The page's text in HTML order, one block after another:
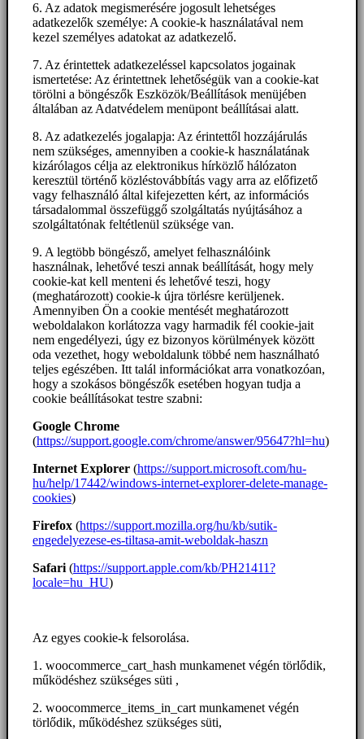
6. Az adatok megismerésére jogosult lehetséges
adatkezelők személye: A cookie-k használatával nem
kezel személyes adatokat az adatkezelő.
7. Az érintettek adatkezeléssel kapcsolatos jogainak
ismertetése: Az érintettnek lehetőségük van a cookie-kat
törölni a böngészők Eszközök/Beállítások menüjében
általában az Adatvédelem menüpont beállításai alatt.
8. Az adatkezelés jogalapja: Az érintettől hozzájárulás
nem szükséges, amennyiben a cookie-k használatának
kizárólagos célja az elektronikus hírközlő hálózaton
keresztül történő közléstovábbítás vagy arra az előfizető
vagy felhasználó által kifejezetten kért, az információs
társadalommal összefüggő szolgáltatás nyújtásához a
szolgáltatónak feltétlenül szüksége van.
9. A legtöbb böngésző, amelyet felhasználóink
használnak, lehetővé teszi annak beállítását, hogy mely
cookie-kat kell menteni és lehetővé teszi, hogy
(meghatározott) cookie-k újra törlésre kerüljenek.
Amennyiben Ön a cookie mentését meghatározott
weboldalakon korlátozza vagy harmadik fél cookie-jait
nem engedélyezi, úgy ez bizonyos körülmények között
oda vezethet, hogy weboldalunk többé nem használható
teljes egészében. Itt talál információkat arra vonatkozóan,
hogy a szokásos böngészők esetében hogyan tudja a
cookie beállításokat testre szabni:
Google Chrome
(https://support.google.com/chrome/answer/95647?hl=hu)
Internet Explorer (https://support.microsoft.com/hu-
hu/help/17442/windows-internet-explorer-delete-manage-
cookies)
Firefox (https://support.mozilla.org/hu/kb/sutik-
engedelyezese-es-tiltasa-amit-weboldak-haszn
Safari (https://support.apple.com/kb/PH21411?
locale=hu_HU)
Az egyes cookie-k felsorolása.
1. woocommerce_cart_hash munkamenet végén törlődik,
működéshez szükséges süti ,
2. woocommerce_items_in_cart munkamenet végén
törlődik, működéshez szükséges süti,